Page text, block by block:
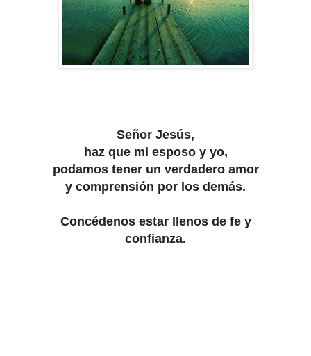
Señor Jesús,
haz que mi esposo y yo,
podamos tener un verdadero amor
y comprensión por los demás.
Concédenos estar llenos de fe y
confianza.